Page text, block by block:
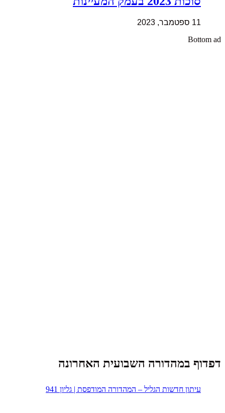
11 ספטמבר, 2023
Bottom ad
דפדוף במהדורה השבועית האחרונה
עיתון חדשות הגליל – המהדורה המודפסת | גליון 941